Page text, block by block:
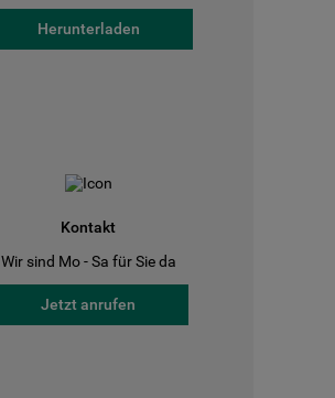
Herunterladen
Kontakt
Wir sind Mo - Sa für Sie da
Jetzt anrufen